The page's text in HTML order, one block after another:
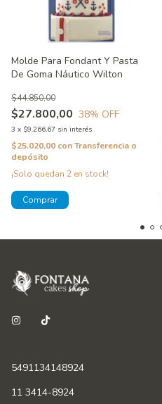
Molde Para Fondant Y Pasta
De Goma Náutico Wilton
$27.800,00
$44.850,00
38% OFF
3 x $9.266,67 sin interés
$25.020,00 conTransferencia o
depósito
¡Solo quedan 2 en stock!
5491134148924
11 3414-8924